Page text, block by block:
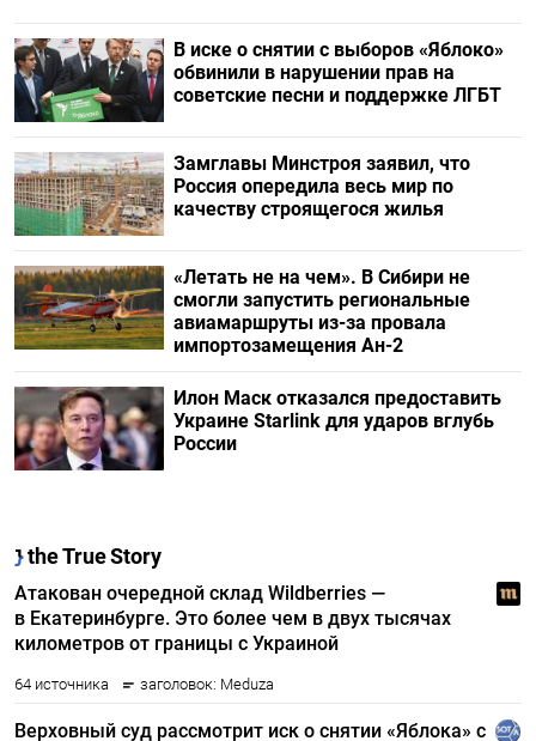
В иске о снятии с выборов «Яблоко»
обвинили в нарушении прав на
советские песни и поддержке ЛГБТ
Замглавы Минстроя заявил, что
Россия опередила весь мир по
качеству строящегося жилья
«Летать не на чем». В Сибири не
смогли запустить региональные
авиамаршруты из-за провала
импортозамещения Ан-2
Илон Маск отказался предоставить
Украине Starlink для ударов вглубь
России